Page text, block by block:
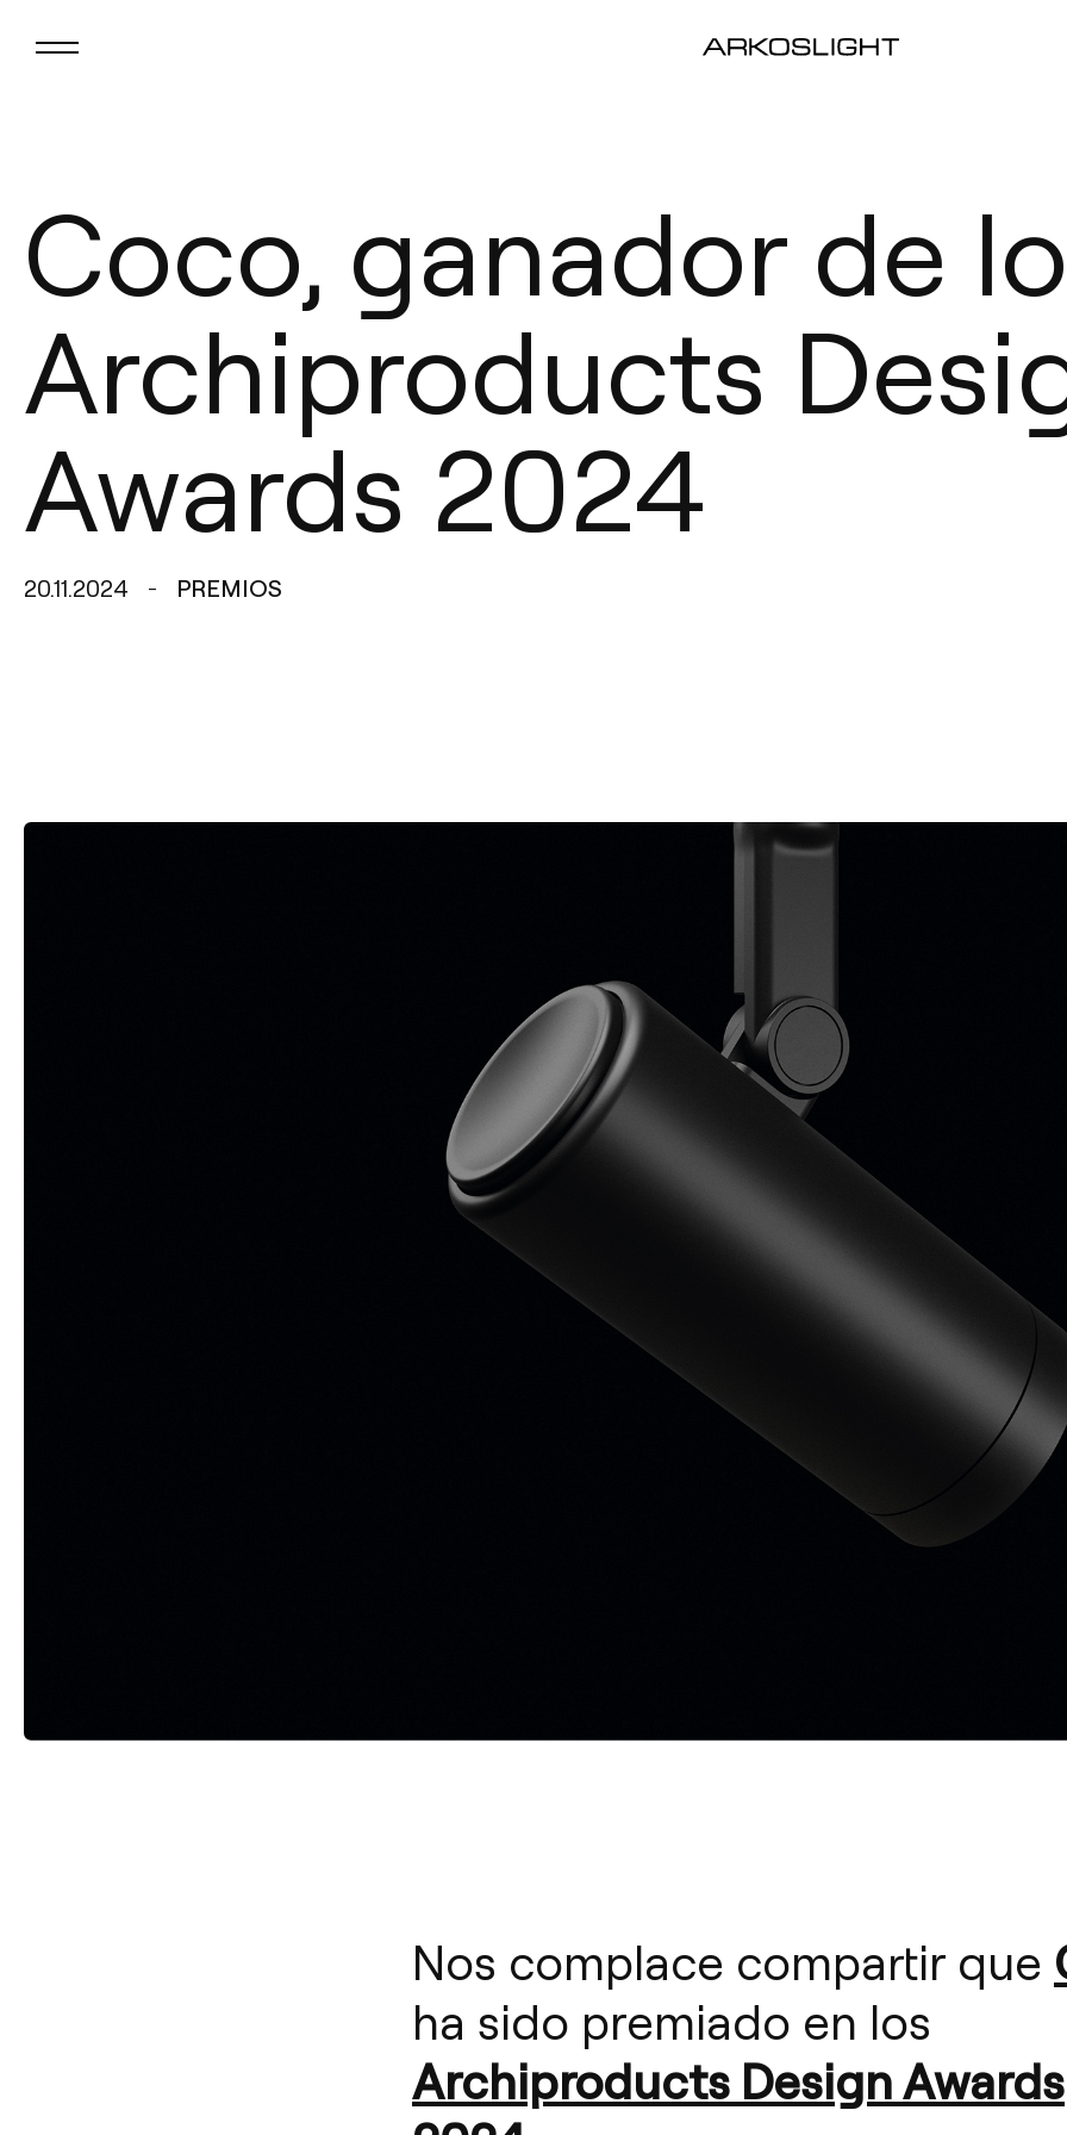
Coco, ganador de
Archiproducts
Awards 2024
20.11.2024 PREMIOS
Nos complace compartir que
ha sido premiado en los
Archiproducts Design Awards